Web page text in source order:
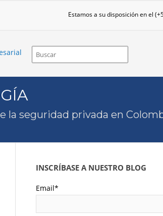
Estamos a su disposición en el
la seguridad privada en
INSCRÍBASE A NUESTRO BLOG
Email*